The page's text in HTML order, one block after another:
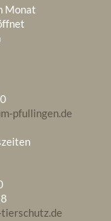
Monat
pfullingen.de